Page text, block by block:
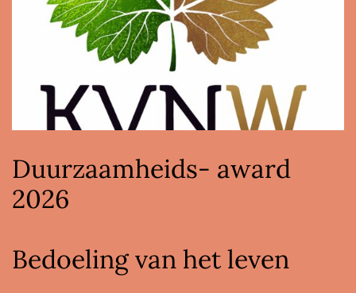
Duurzaamheids- award
2026
Bedoeling van het leven